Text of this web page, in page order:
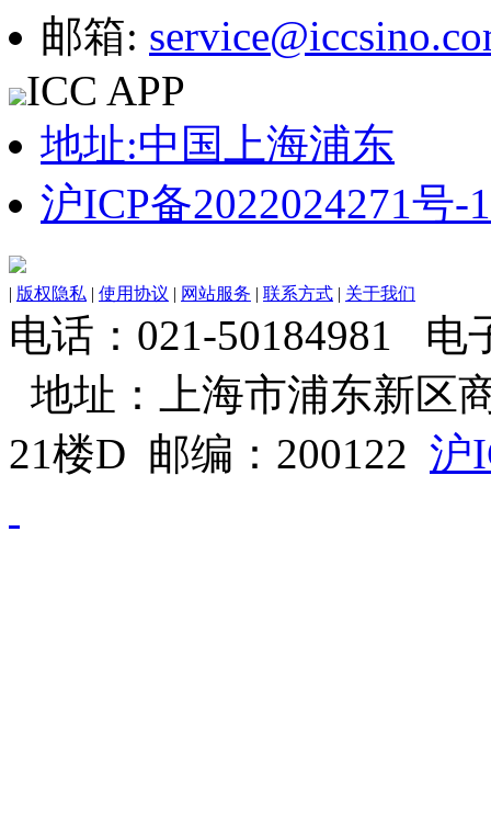
邮箱:
ICC APP
地址:中国上海浦东
沪ICP备2022024271号-1
| 版权隐私 | 使用协议 | 网站服务 | 联系方式 | 关于我们
电话：021-50184981 电
地址：上海市浦东新区
21楼D 邮编：200122 沪